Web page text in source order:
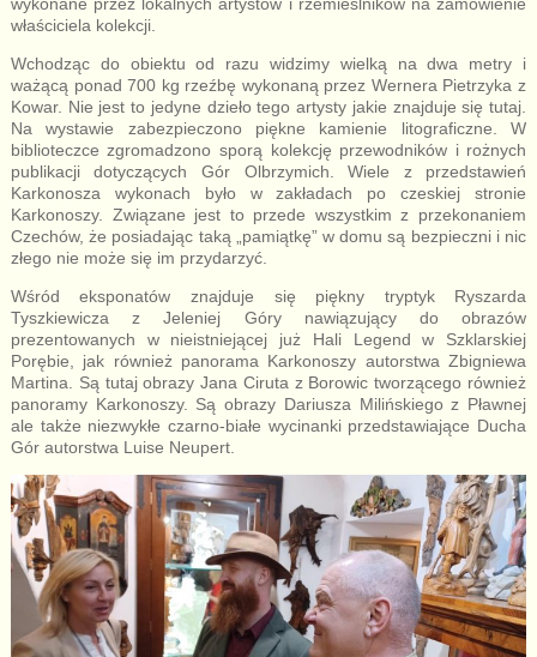
właściciela kolekcji.
Wchodząc do obiektu od razu widzimy wielką na dwa metry i
ważącą ponad 700 kg rzeźbę wykonaną przez Wernera Pietrzyka z
Kowar. Nie jest to jedyne dzieło tego artysty jakie znajduje się tutaj.
Na wystawie zabezpieczono piękne kamienie litograficzne. W
biblioteczce zgromadzono sporą kolekcję przewodników i rożnych
publikacji dotyczących Gór Olbrzymich. Wiele z przedstawień
Karkonosza wykonach było w zakładach po czeskiej stronie
Karkonoszy. Związane jest to przede wszystkim z przekonaniem
Czechów, że posiadając taką „pamiątkę” w domu są bezpieczni i nic
złego nie może się im przydarzyć.
Wśród eksponatów znajduje się piękny tryptyk Ryszarda
Tyszkiewicza z Jeleniej Góry nawiązujący do obrazów
prezentowanych w nieistniejącej już Hali Legend w Szklarskiej
Porębie, jak również panorama Karkonoszy autorstwa Zbigniewa
Martina. Są tutaj obrazy Jana Ciruta z Borowic tworzącego również
panoramy Karkonoszy. Są obrazy Dariusza Milińskiego z Pławnej
ale także niezwykłe czarno-białe wycinanki przedstawiające Ducha
Gór autorstwa Luise Neupert.